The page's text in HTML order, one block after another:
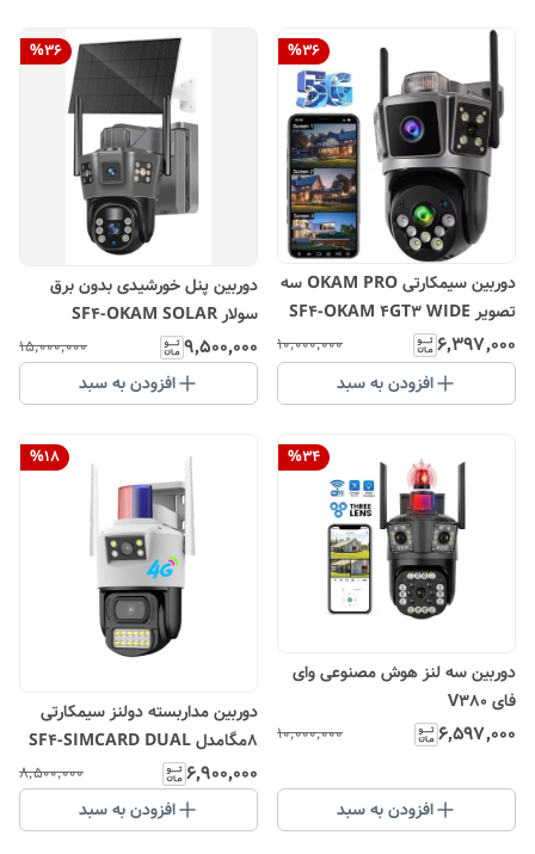
%36
دوربین سیمکارتی OKAM PRO سه
تصویر SF4-OKAM 4GT3 WIDE
LENSE CK 9MG انتقال تصویر با
نت ملی با آدابتور
۶٬۳۹۷٬۰۰۰ ۱۰٬۰۰۰٬۰۰۰
افزودن به سبد
%36
دوربین پنل خورشیدی بدون برق
سولار SF4-OKAM SOLAR
2lENSE 12MP
۹٬۵۰۰٬۰۰۰ ۱۵٬۰۰۰٬۰۰۰
افزودن به سبد
%34
دوربین سه لنز هوش مصنوعی وای
فای V380
۶٬۵۹۷٬۰۰۰ ۱۰٬۰۰۰٬۰۰۰
افزودن به سبد
%18
دوربین مداربسته دولنز سیمکارتی
8مگامدل SF4-SIMCARD DUAL
LENS 8MEGA
۶٬۹۰۰٬۰۰۰ ۸٬۵۰۰٬۰۰۰
افزودن به سبد